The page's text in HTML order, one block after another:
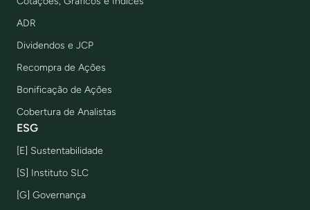
ADR
Dividendos e JCP
Recompra de Ações
Bonificação de Ações
Cobertura de Analistas
ESG
[E] Sustentabilidade
[S] Instituto SLC
[G] Governança